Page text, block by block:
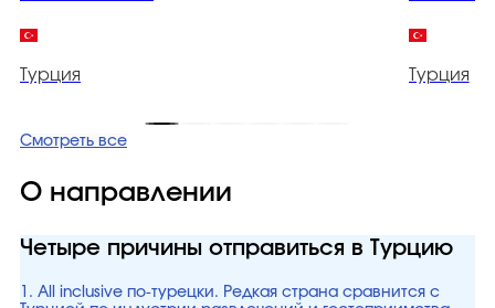
Турция Турция
Смотреть все
О направлении
Четыре причины отправиться в Турцию
1. All inclusive по-турецки. Редкая страна сравнится с